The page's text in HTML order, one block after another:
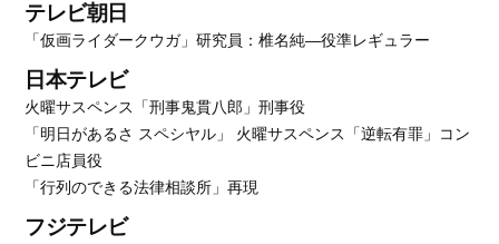
テレビ朝日
「仮画ライダークウガ」研究員：椎名純―役準レギュラー
日本テレビ
火曜サスペンス「刑事鬼貫八郎」刑事役
「明日があるさ スペシヤル」 火曜サスペンス「逆転有罪」コン
ビニ店員役
「行列のできる法律相談所」再現
フジテレビ